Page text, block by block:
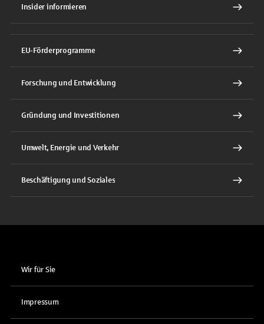
Insider informieren
EU-Förderprogramme
Forschung und Entwicklung
Gründung und Investitionen
Umwelt, Energie und Verkehr
Beschäftigung und Soziales
Wir für Sie
Impressum